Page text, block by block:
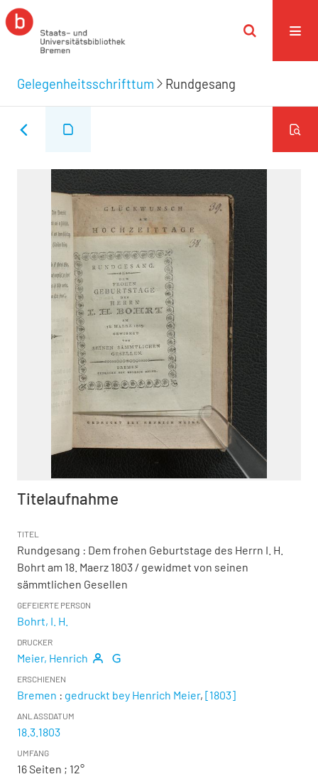
Gelegenheitsschrifttum Rundgesang
Titelaufnahme
TITEL
Rundgesang : Dem frohen Geburtstage des Herrn I. H.
Bohrt am 18. Maerz 1803 / gewidmet von seinen
sämmtlichen Gesellen
GEFEIERTE PERSON
Bohrt, I. H.
DRUCKER
Meier, Henrich
ERSCHIENEN
Bremen : gedruckt bey Henrich Meier, [1803]
ANLASSDATUM
18.3.1803
UMFANG
16 Seiten ; 12°